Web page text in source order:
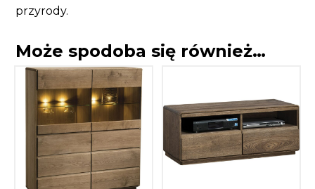
przyrody.
Może spodoba się również…